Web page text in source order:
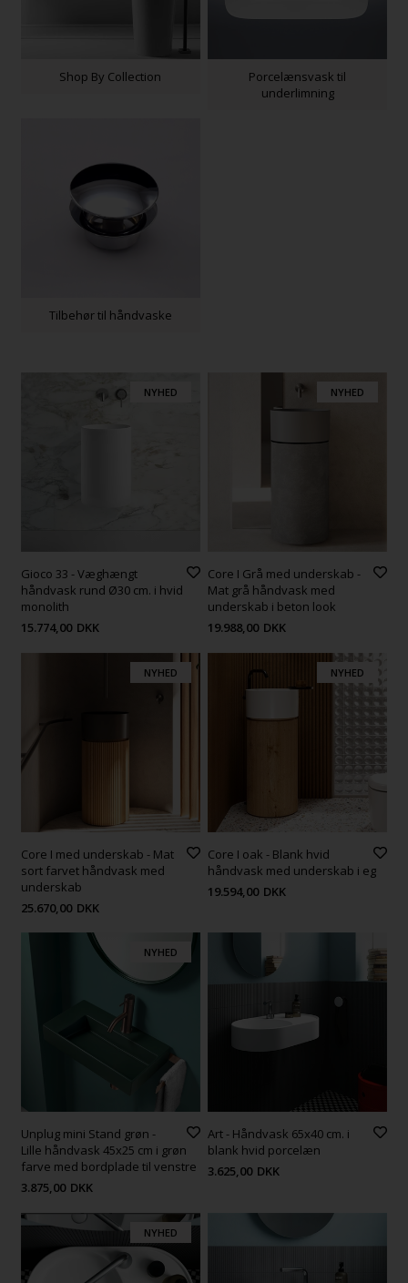
Shop By Collection
Porcelænsvask til
underlimning
Tilbehør til håndvaske
NYHED
Gioco 33 - Væghængt
håndvask rund Ø30 cm. i hvid
monolith
15.774,00 DKK
NYHED
Core I Grå med underskab -
Mat grå håndvask med
underskab i beton look
19.988,00 DKK
NYHED
Core I med underskab - Mat
sort farvet håndvask med
underskab
25.670,00 DKK
NYHED
Core I oak - Blank hvid
håndvask med underskab i eg
19.594,00 DKK
NYHED
Unplug mini Stand grøn -
Lille håndvask 45x25 cm i grøn
farve med bordplade til venstre
3.875,00 DKK
Art - Håndvask 65x40 cm. i
blank hvid porcelæn
3.625,00 DKK
NYHED